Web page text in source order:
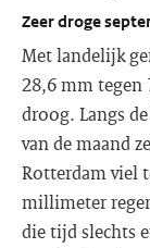
Zeer droge
Met landelijk
28,6 mm tegen
droog. Langs
van de maand
Rotterdam viel
millimeter
die tijd slechts